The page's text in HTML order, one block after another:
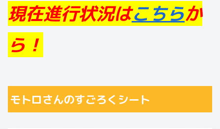
現在進行状況はこちらか
ら！
モトロさんのすごろくシート